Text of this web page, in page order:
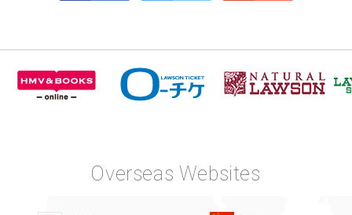
Overseas Websites